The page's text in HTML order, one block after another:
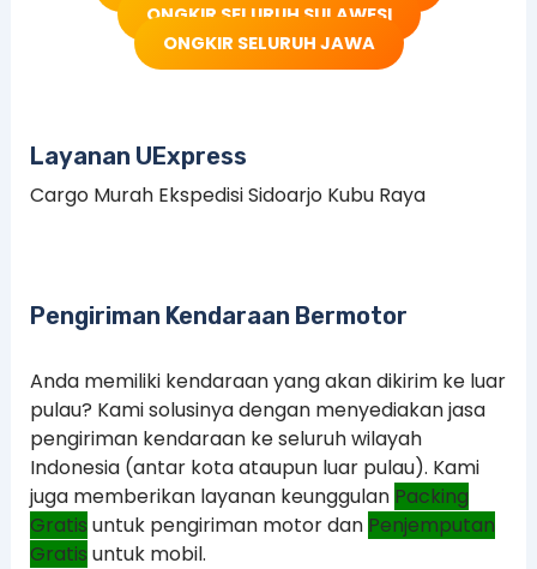
ONGKIR SELURUH SULAWESI
ONGKIR SELURUH JAWA
Layanan UExpress
Cargo Murah Ekspedisi Sidoarjo Kubu Raya
Pengiriman Kendaraan Bermotor
Anda memiliki kendaraan yang akan dikirim ke luar
pulau? Kami solusinya dengan menyediakan jasa
pengiriman kendaraan ke seluruh wilayah
Indonesia (antar kota ataupun luar pulau). Kami
juga memberikan layanan keunggulan Packing
Gratis untuk pengiriman motor dan Penjemputan
Gratis untuk mobil.